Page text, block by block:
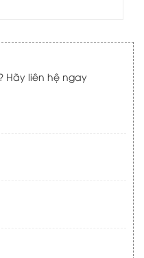
Hãy liên hệ ngay